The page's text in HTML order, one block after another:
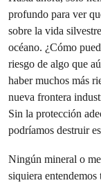
profundo para ver
sobre la vida
océano. ¿Cómo
riesgo de algo que
haber muchos más
nueva frontera
Sin la protección
podríamos destruir
Ningún mineral o
siquiera entendemos